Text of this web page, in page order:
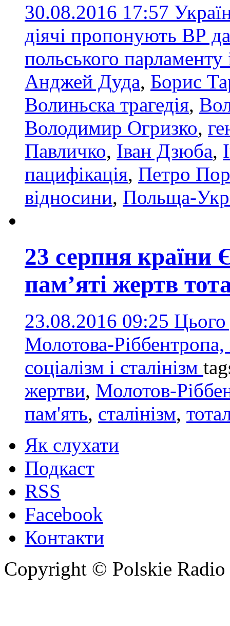
30.08.2016 17:57
діячі пропонують ВР
польського
Анджей Дуда, Борис
Волиньска трагедія,
Володимир Огризко,
Павличко, Іван Дзюба,
пацифікація, Петро
відносини, Польща-
23 серпня країни
пам’яті жертв
23.08.2016 09:25 Цього
Молотова-
соціалізм і сталінізм
жертви, Молотов-
пам'ять, сталінізм,
Як слухати
Подкаст
RSS
Facebook
Контакти
Copyright © Polskie